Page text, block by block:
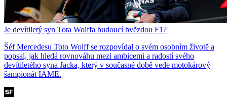
Je devítiletý syn Tota Wolffa budoucí hvězdou F1?
Šéf Mercedesu Toto Wolff se rozpovídal o svém osobním životě a
popsal, jak hledá rovnováhu mezi ambicemi a radostí svého
devítiletého syna Jacka, který v současné době vede motokárový
šampionát IAME.